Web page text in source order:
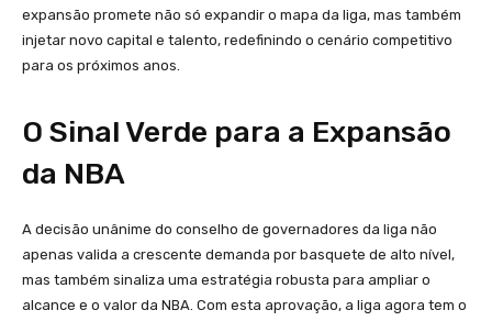
expansão promete não só expandir o mapa da liga, mas também
injetar novo capital e talento, redefinindo o cenário competitivo
para os próximos anos.
O Sinal Verde para a Expansão
da NBA
A decisão unânime do conselho de governadores da liga não
apenas valida a crescente demanda por basquete de alto nível,
mas também sinaliza uma estratégia robusta para ampliar o
alcance e o valor da NBA. Com esta aprovação, a liga agora tem o